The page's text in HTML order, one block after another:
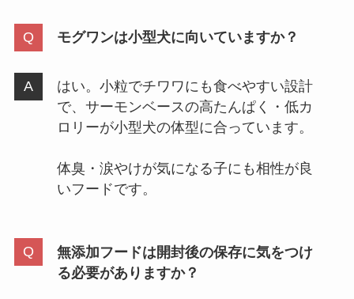
モグワンは小型犬に向いていますか？
はい。小粒でチワワにも食べやすい設計
で、サーモンベースの高たんぱく・低カ
ロリーが小型犬の体型に合っています。
体臭・涙やけが気になる子にも相性が良
いフードです。
無添加フードは開封後の保存に気をつけ
る必要がありますか？